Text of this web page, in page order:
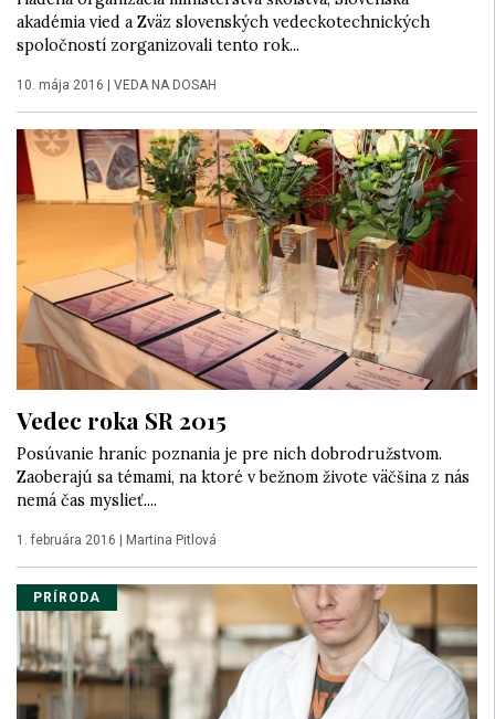
akadémia vied a Zväz slovenských vedeckotechnických
spoločností zorganizovali tento rok...
10. mája 2016 VEDA NA DOSAH
Vedec roka SR 2015
Posúvanie hraníc poznania je pre nich dobrodružstvom.
Zaoberajú sa témami, na ktoré v bežnom živote väčšina z nás
nemá čas myslieť....
1. februára 2016 Martina Pitlová
PRÍRODA